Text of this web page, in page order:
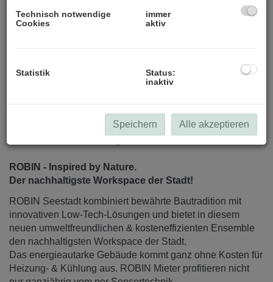
Beschreibung
ROBIN - Inspired by Nature.
Der nachhaltigste Workspace der Stadt!
ROBIN Seestadt kombiniert bewährte Bautradition mit
innovativen Low-Tech-Lösungen und bietet in diesem
neuen umweltfreundlichen & kosteneffizienten Ensemble
den nachhaltigsten Workspace der Stadt.
Das energieautarke Gebäude kommt ganz ohne Kosten für
Heizung- & Kühlung aus. ROBIN Mieter profitieren nicht
Technisch notwendige
Cookies
immer
aktiv
Statistik
Status:
inaktiv
Speichern Alle akzeptieren